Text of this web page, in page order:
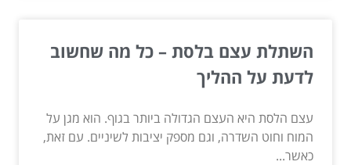
השתלת עצם בלסת – כל מה שחשוב
לדעת על ההליך
עצם הלסת היא העצם הגדולה ביותר בגוף. הוא מגן על
המוח וחוט השדרה, וגם מספק יציבות לשיניים. עם זאת,
כאשר...